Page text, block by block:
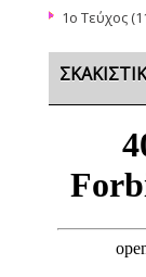
1ο Τεύχος